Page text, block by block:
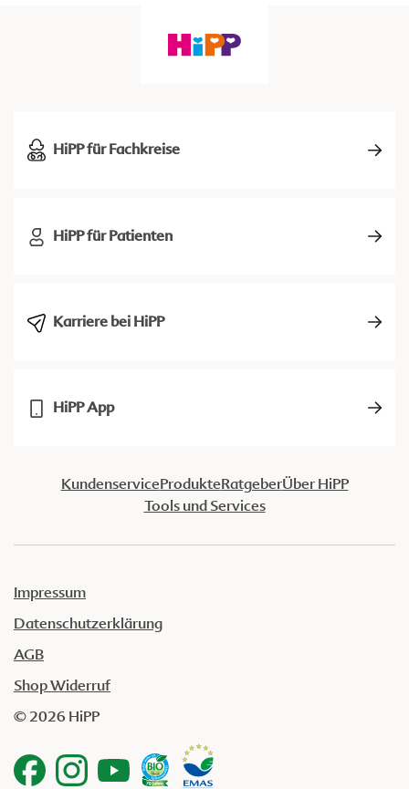
HiPP für Fachkreise
HiPP für Patienten
Karriere bei HiPP
HiPP App
KundenserviceProdukteRatgeberÜber HiPP
Tools und Services
Impressum
Datenschutzerklärung
AGB
Shop Widerruf
© 2026 HiPP